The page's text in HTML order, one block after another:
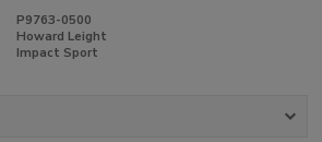
P9763-0500
Howard Leight
Impact Sport